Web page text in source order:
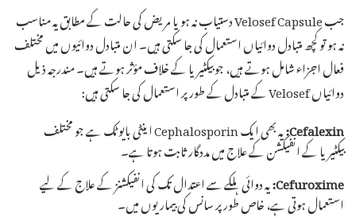
جب Velosef Capsule دستیاب نہ ہو یا مریض کی حالت کے مطابق یہ مناسب
نہ ہو تو کچھ متبادل دوائیاں استعمال کی جا سکتی ہیں۔ ان متبادل دوائیوں میں مختلف
فعال اجزاء شامل ہوتے ہیں، جو بیکٹیریا کے خلاف مؤثر ہوتے ہیں۔ مندرجہ ذیل
دوائیاں Velosef کے متبادل کے طور پر استعمال کی جا سکتی ہیں:
Cefalexin:
یہ بھی ایک Cephalosporin اینٹی بایوٹک ہے جو مختلف
بیکٹیریا کے انفیکشن کے علاج میں مددگار ثابت ہوتا ہے۔
Cefuroxime:یہ دوائی ہلکے سے اعتدال تک کی انفیکشنز کے علاج کے لیے
استعمال ہوتی ہے، خاص طور پر سانس کی بیماریوں میں۔